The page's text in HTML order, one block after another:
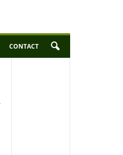
CONTACT